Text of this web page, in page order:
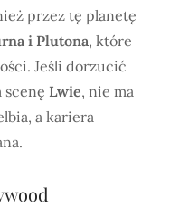
przez tę planetę
i Plutona, które
Jeśli dorzucić
scenę Lwie, nie ma
a kariera